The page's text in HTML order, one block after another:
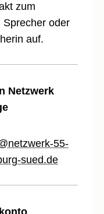
zum
Sprecher oder
auf.
Netzwerk
55-
sued.de